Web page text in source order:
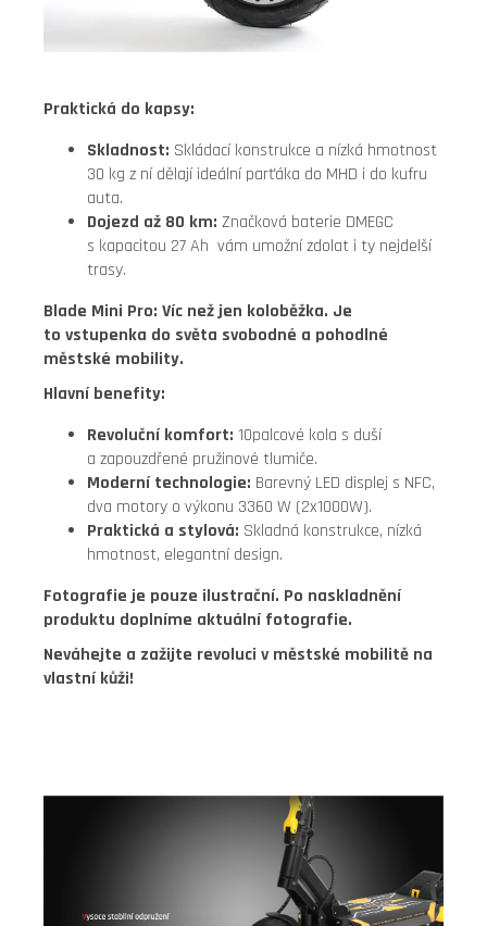
Praktická do kapsy:
Skladnost: Skládací konstrukce a nízká hmotnost
30 kg z ní dělají ideální parťáka do MHD i do kufru
auta.
Dojezd až 80 km: Značková baterie DMEGC
s kapacitou 27 Ah vám umožní zdolat i ty nejdelší
trasy.
Blade Mini Pro: Víc než jen koloběžka. Je
to vstupenka do světa svobodné a pohodlné
městské mobility.
Hlavní benefity:
Revoluční komfort: 10palcové kola s duší
a zapouzdřené pružinové tlumiče.
Moderní technologie: Barevný LED displej s NFC,
dva motory o výkonu 3360 W (2x1000W).
Praktická a stylová: Skladná konstrukce, nízká
hmotnost, elegantní design.
Fotografie je pouze ilustrační. Po naskladnění
produktu doplníme aktuální fotografie.
Neváhejte a zažijte revoluci v městské mobilitě na
vlastní kůži!